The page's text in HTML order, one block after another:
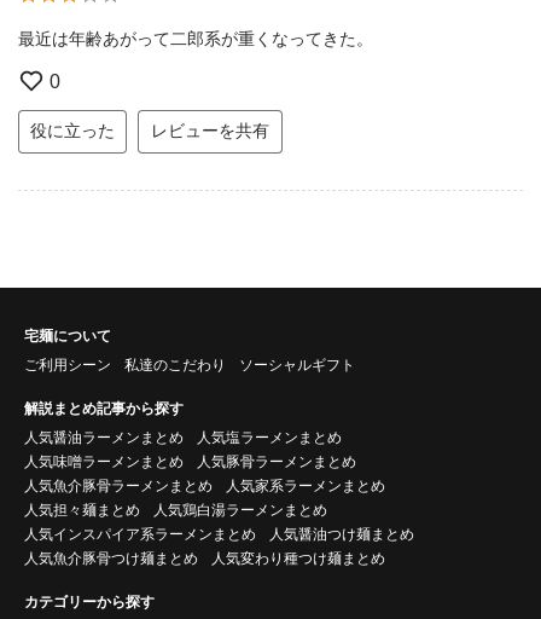
最近は年齢あがって二郎系が重くなってきた。
0
役に立った レビューを共有
宅麺について
ご利用シーン
私達のこだわり ソーシャルギフト
解説まとめ記事から探す
人気醤油ラーメンまとめ
人気塩ラーメンまとめ
人気味噌ラーメンまとめ
人気豚骨ラーメンまとめ
人気魚介豚骨ラーメンまとめ
人気家系ラーメンまとめ
人気担々麺まとめ
人気鶏白湯ラーメンまとめ
人気インスパイア系ラーメンまとめ
人気醤油つけ麺まとめ
人気魚介豚骨つけ麺まとめ
人気変わり種つけ麺まとめ
カテゴリーから探す